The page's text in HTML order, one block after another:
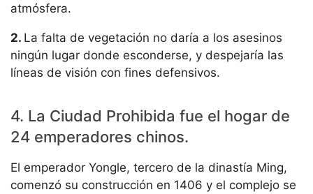
atmósfera.
2. La falta de vegetación no daría a los asesinos
ningún lugar donde esconderse, y despejaría las
líneas de visión con fines defensivos.
4. La Ciudad Prohibida fue el hogar de
24 emperadores chinos.
El emperador Yongle, tercero de la dinastía Ming,
comenzó su construcción en 1406 y el complejo se